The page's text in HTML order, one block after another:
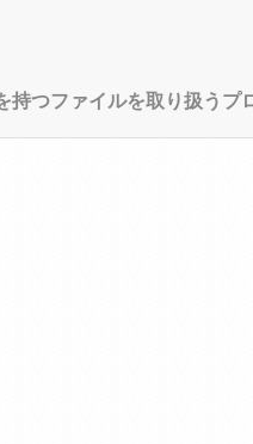
持つファイルを取り扱うプ